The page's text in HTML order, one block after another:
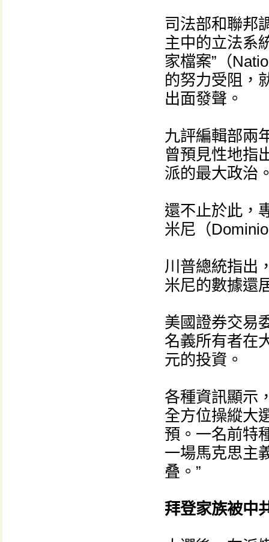
司法部和聯邦
主中的立法系
家檔案”（
的努力受阻，
出面發聲。
九評編輯部兩
曾預見性地指
派的最大政治
還不止於此，
米尼（
川普總統指出
米尼的數據還
美國證券交易
名義所有者在
元的投資。
各種資訊顯示
全方位操縱大
預。一名前特
一場馬克思主
叠。”
拜登家族被中